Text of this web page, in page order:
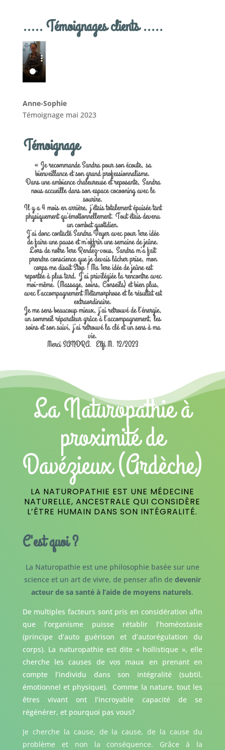
..... Témoignages clients .....
Anne-Sophie
Témoignage mai 2023
Témoignage
« Je recommande Sandra pour son écoute, sa
bienveillance et son grand professionnalisme.
Dans une ambiance chaleureuse et reposante, Sandra
nous accueille dans son espace cocooning avec le
sourire.
Il y a 4 mois en arrière, j’étais totalement épuisée tant
physiquement qu’émotionnellement. Tout étais devenu
un combat quotidien.
J’ai donc contacté Sandra Veyer avec pour 1ere idée
de faire une pause et m’offrir une semaine de jeûne.
Lors de notre 1ere Rendez-vous, Sandra m’a fait
prendre conscience que je devais lâcher prise, mon
corps me disait Stop ! Ma 1ere idée de jeûne est
reportée à plus tard. J’ai privilégiée la rencontre avec
moi-même. (Massage, soins, Conseils) et bien plus,
avec l’accompagnement Métamorphose et le résultat est
extraordinaire.
Je me sens beaucoup mieux, j’ai retrouvé de l’énergie,
un sommeil réparateur grâce à l’accompagnement, les
soins et son suivi, j’ai retrouvé la clé et un sens à ma
vie.
Merci SANDRA. Elfi M. 12/2023
La Naturopathie à
proximité de
Davézieux (Ardèche)
LA NATUROPATHIE EST UNE MÉDECINE
NATURELLE, ANCESTRALE QUI CONSIDÈRE
L’ÊTRE HUMAIN DANS SON INTÉGRALITÉ.
C'est quoi ?
La Naturopathie est une philosophie basée sur une
science et un art de vivre, de penser afin de devenir
acteur de sa santé à l’aide de moyens naturels.
De multiples facteurs sont pris en considération afin
que l’organisme puisse rétablir l’homéostasie
(principe d’auto guérison et d’autorégulation du
corps). La naturopathie est dite « hollistique », elle
cherche les causes de vos maux en prenant en
compte l’individu dans son intégralité (subtil,
émotionnel et physique). Comme la nature, tout les
êtres vivant ont l’incroyable capacité de se
régénérer, et pourquoi pas vous?
Je cherche la cause, de la cause, de la cause du
problème et non la conséquence. Grâce à la